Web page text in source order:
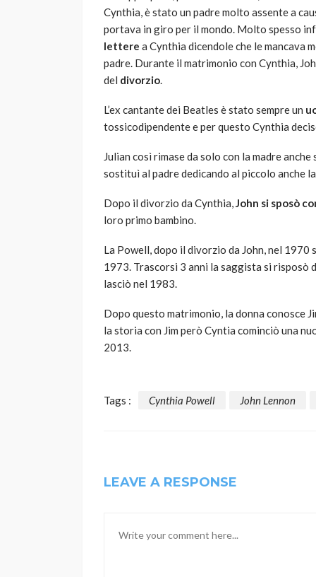
Cynthia, è stato un padre molto assente a
portava in giro per il mondo. Molto spesso
lettere a Cynthia dicendole che le mancava
padre. Durante il matrimonio con Cynthia,
del divorzio.
L’ex cantante dei Beatles è stato sempre un
tossicodipendente e per questo Cynthia
Julian così rimase da solo con la madre
sostituì al padre dedicando al piccolo anche
Dopo il divorzio da Cynthia,John si sposò
loro primo bambino.
La Powell, dopo il divorzio da John, nel 1970
1973. Trascorsi 3 anni la saggista si risposò
lasciò nel 1983.
Dopo questo matrimonio, la donna conosce
la storia con Jim però Cyntia cominciò una
2013.
Tags : Cynthia Powell John Lennon
LEAVE A RESPONSE